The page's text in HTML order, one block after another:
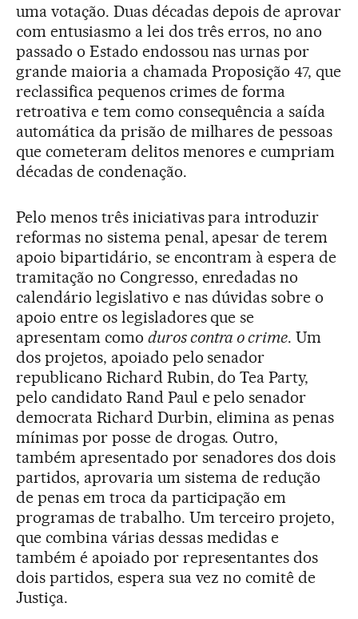
uma votação. Duas décadas depois de aprovar
com entusiasmo a lei dos três erros, no ano
passado o Estado endossou nas urnas por
grande maioria a chamada Proposição 47, que
reclassifica pequenos crimes de forma
retroativa e tem como consequência a saída
automática da prisão de milhares de pessoas
que cometeram delitos menores e cumpriam
décadas de condenação.
Pelo menos três iniciativas para introduzir
reformas no sistema penal, apesar de terem
apoio bipartidário, se encontram à espera de
tramitação no Congresso, enredadas no
calendário legislativo e nas dúvidas sobre o
apoio entre os legisladores que se
apresentam como duros contra o crime. Um
dos projetos, apoiado pelo senador
republicano Richard Rubin, do Tea Party,
pelo candidato Rand Paul e pelo senador
democrata Richard Durbin, elimina as penas
mínimas por posse de drogas. Outro,
também apresentado por senadores dos dois
partidos, aprovaria um sistema de redução
de penas em troca da participação em
programas de trabalho. Um terceiro projeto,
que combina várias dessas medidas e
também é apoiado por representantes dos
dois partidos, espera sua vez no comitê de
Justiça.